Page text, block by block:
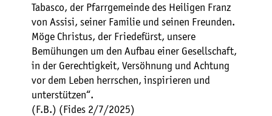
Tabasco, der Pfarrgemeinde des Heiligen Franz
von Assisi, seiner Familie und seinen Freunden.
Möge Christus, der Friedefürst, unsere
Bemühungen um den Aufbau einer Gesellschaft,
in der Gerechtigkeit, Versöhnung und Achtung
vor dem Leben herrschen, inspirieren und
unterstützen“.
(F.B.) (Fides 2/7/2025)